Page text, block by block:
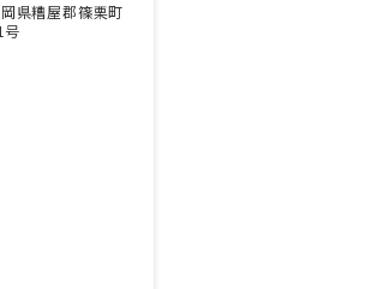
県糟屋郡篠栗町
号